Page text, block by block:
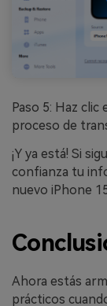
Paso 5: Haz
proceso de
¡Y ya está! Si
confianza tu
nuevo iPhone
Ahora estás
prácticos